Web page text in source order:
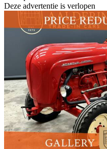
Deze advertentie is verlopen